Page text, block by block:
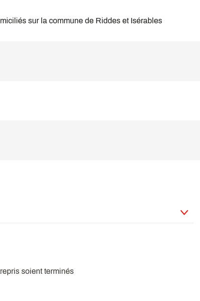
sur la commune de Riddes et Isérables
soient terminés